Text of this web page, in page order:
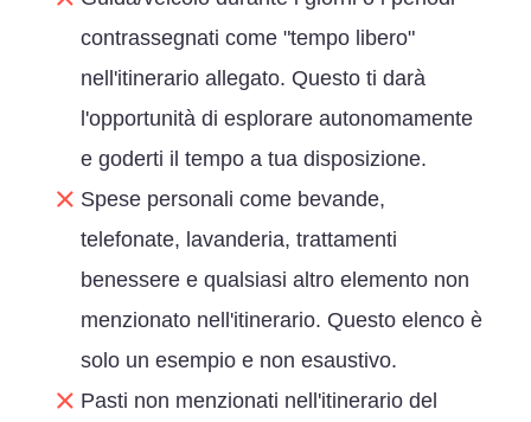
contrassegnati come "tempo libero"
nell'itinerario allegato. Questo ti darà
l'opportunità di esplorare autonomamente
e goderti il tempo a tua disposizione.
Spese personali come bevande,
telefonate, lavanderia, trattamenti
benessere e qualsiasi altro elemento non
menzionato nell'itinerario. Questo elenco è
solo un esempio e non esaustivo.
Pasti non menzionati nell'itinerario del